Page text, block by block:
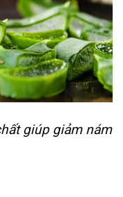
giúp giảm nám